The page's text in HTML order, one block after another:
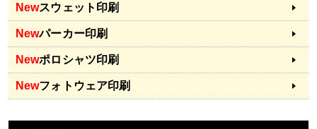
Newスウェット印刷
Newパーカー印刷
Newポロシャツ印刷
Newフォトウェア印刷